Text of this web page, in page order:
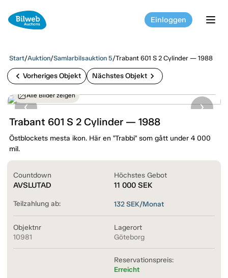
Einloggen
Start/Auktion/Samlarbilsauktion 5/Trabant 601 S 2 Cylinder — 1988
chevron_left Vorheriges Objekt Nächstes Objekt chevron_right
Alle Bilder zeigen
Trabant 601 S 2 Cylinder — 1988
Östblockets mesta ikon. Här en "Trabbi" som gått under 4 000
mil.
Countdown
AVSLUTAD
Höchstes Gebot
11 000 SEK
Teilzahlung ab: 132SEK/Monat
Objektnr
10981
Lagerort
Göteborg
Reservationspreis:
Erreicht